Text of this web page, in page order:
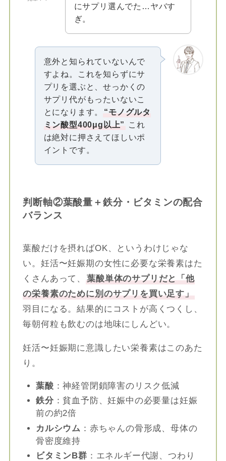
にサプリ選んでた…ヤバす
ぎ。
意外と知られていないんで
すよね。これを知らずにサ
プリを選ぶと、せっかくの
サプリ代がもったいないこ
とになります。
“モノグルタ
ミン酸型400μg以上”
これ
は絶対に押さえてほしいポ
イントです。
判断軸②葉酸量＋鉄分・ビタミンの配合
バランス
葉酸だけを摂ればOK、というわけじゃな
い。妊活〜妊娠期の女性に必要な栄養素はた
くさんあって、葉酸単体のサプリだと「他
の栄養素のために別のサプリを買い足す」
羽目になる。結果的にコストが高くつくし、
毎朝何粒も飲むのは地味にしんどい。
妊活〜妊娠期に意識したい栄養素はこのあた
り。
葉酸 ：神経管閉鎖障害のリスク低減
鉄分 ：貧血予防、妊娠中の必要量は妊娠
前の約2倍
カルシウム ：赤ちゃんの骨形成、母体の
骨密度維持
ビタミンB群 ：エネルギー代謝、つわり